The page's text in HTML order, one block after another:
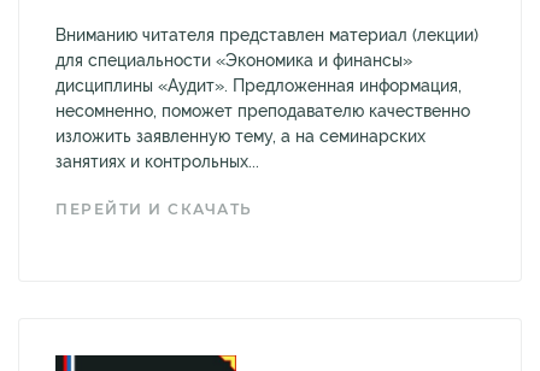
Вниманию читателя представлен материал (лекции)
для специальности «Экономика и финансы»
дисциплины «Аудит». Предложенная информация,
несомненно, поможет преподавателю качественно
изложить заявленную тему, а на семинарских
занятиях и контрольных...
ПЕРЕЙТИ И СКАЧАТЬ